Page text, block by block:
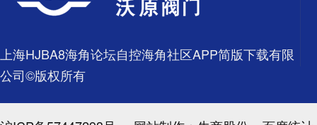
上海HJBA8海角论坛自控海角社区APP简版下载有限
公司©版权所有